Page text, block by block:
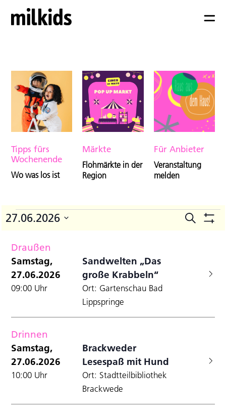
Tipps fürs
Wochenende
Wo was los ist
Märkte
Flohmärkte in der
Region
Für Anbieter
Veranstaltung
melden
Veranstaltungen
für
Samstag,
27.06.2026
Suche
27.06.2026
Draußen
Samstag,
27.06.2026
Sandwelten „Das
große Krabbeln“
09:00 Uhr
Ort: Gartenschau Bad
Lippspringe
Drinnen
Samstag,
27.06.2026
Brackweder
Lesespaß mit Hund
10:00 Uhr
Ort: Stadtteilbibliothek
Brackwede